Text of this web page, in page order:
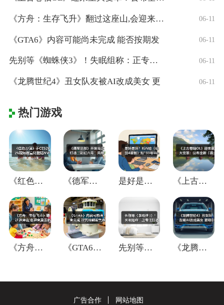
《方舟：生存飞升》翻过这座山,会迎来真正 06-11
《GTA6》内容可能尚未完成 能否按期发 06-11
先别等《蜘蛛侠3》！失眠组称：正专注打造 06-11
《龙腾世纪4》丑女队友被AI改成美女 更 06-11
热门游戏
《红色沙漠》于CES2026现场官宣将登 《德军总部》开发商正打造“彩虹六号”风格 是好是坏？IGN给《仙剑4重制》贴"33 《上古卷轴OL》迎来重大变革：公布全新「
《方舟：生存飞升》翻过这座山,会迎来真正 《GTA6》内容可能尚未完成 能否按期发 先别等《蜘蛛侠3》！失眠组称：正专注打造 《龙腾世纪4》丑女队友被AI改成美女 更
广告合作 网站地图